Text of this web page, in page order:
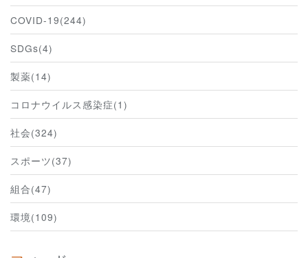
COVID-19(244)
SDGs(4)
製薬(14)
コロナウイルス感染症(1)
社会(324)
スポーツ(37)
組合(47)
環境(109)